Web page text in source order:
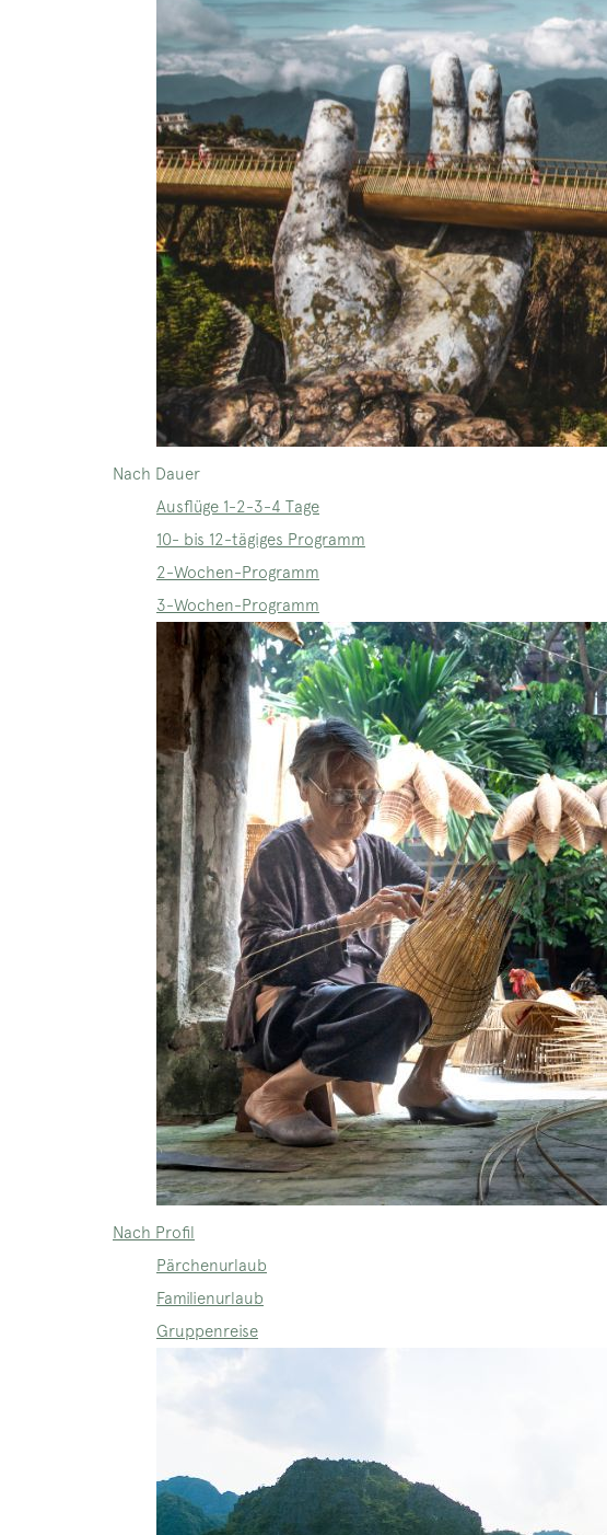
Nach Dauer
Ausflüge 1-2-3-4 Tage
10- bis 12-tägiges Programm
2-Wochen-Programm
3-Wochen-Programm
Nach Profil
Pärchenurlaub
Familienurlaub
Gruppenreise